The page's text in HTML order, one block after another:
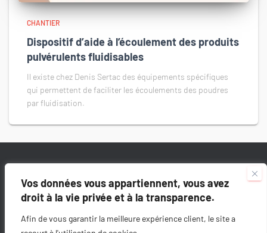
Vos données vous appartiennent, vous avez
droit à la vie privée et à la transparence.
Afin de vous garantir la meilleure expérience client, le site a
CHANTIER
Dispositif d’aide à l’écoulement des produits
pulvérulents fluidisables
Il existe chez Denis Sertac des équipements spécifiques
qui permettent de faciliter les écoulements des poudres
par fluidisation.
COPYRIGHT © 2024 – CAMILLE BERTRAND MENTIONS LÉGALES